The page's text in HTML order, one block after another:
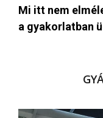
Mi itt nem
a gyakorlatban